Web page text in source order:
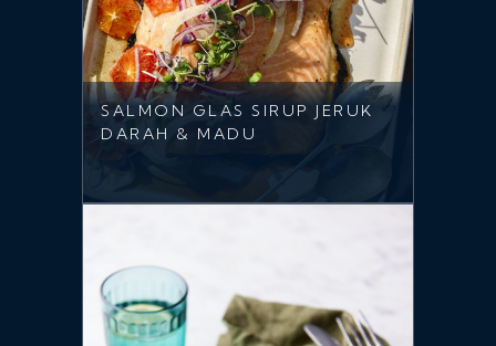
SALMON GLAS SIRUP JERUK
DARAH & MADU